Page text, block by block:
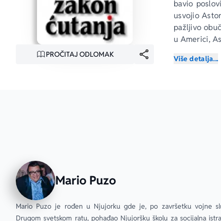
PROČITAJ ODLOMAK
bavio
usvojio
pažljivo
u Americi,
Njegov čas
trenutak je
čitav
„Vešto i
Više detalja...
Mario Puzo
Mario Puzo je rođen u Njujorku gde je, po završetku vojne
Drugom svetskom ratu, pohađao Njujoršku školu za socijalna